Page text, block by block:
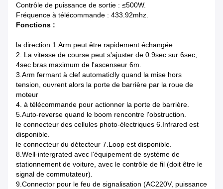
Contrôle de puissance de sortie : ≤500W.
Fréquence à télécommande : 433.92mhz.
Fonctions :
la direction 1.Arm peut être rapidement échangée
2. La vitesse de course peut s'ajuster de 0.9sec sur 6sec,
4sec bras maximum de l'ascenseur 6m.
3.Arm fermant à clef automaticlly quand la mise hors
tension, ouvrent alors la porte de barrière par la roue de
moteur
4. à télécommande pour actionner la porte de barrière.
5.Auto-reverse quand le boom rencontre l'obstruction.
le connecteur des cellules photo-électriques 6.Infrared est
disponible.
le connecteur du détecteur 7.Loop est disponible.
8.Well-intergrated avec l'équipement de système de
stationnement de voiture, avec le contrôle de fil (doit être le
signal de commutateur).
9.Connector pour le feu de signalisation (AC220V, puissance